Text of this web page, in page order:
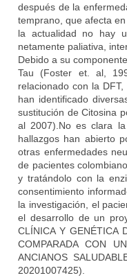
después de la
temprano, que afecta
la actualidad no hay
netamente paliativa,
Debido a su
Tau (Foster et. al,
relacionado con la
han identificado
sustitución de Citosina
al 2007).No es clara
hallazgos han abierto
otras enfermedades
de pacientes
y tratándolo con la
consentimiento
la investigación, el
el desarrollo de un
CLÍNICA Y GENÉTICA
COMPARADA CON
ANCIANOS
20201007425).